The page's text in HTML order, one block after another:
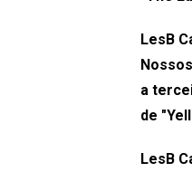
do LesB
Karolen
Pollyelly
LesB
a
de
LesB